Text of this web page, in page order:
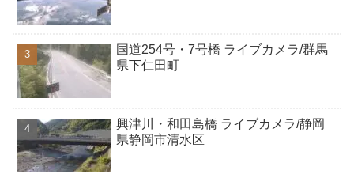
国道254号・7号橋 ライブカメラ/群馬
県下仁田町
興津川・和田島橋 ライブカメラ/静岡
県静岡市清水区